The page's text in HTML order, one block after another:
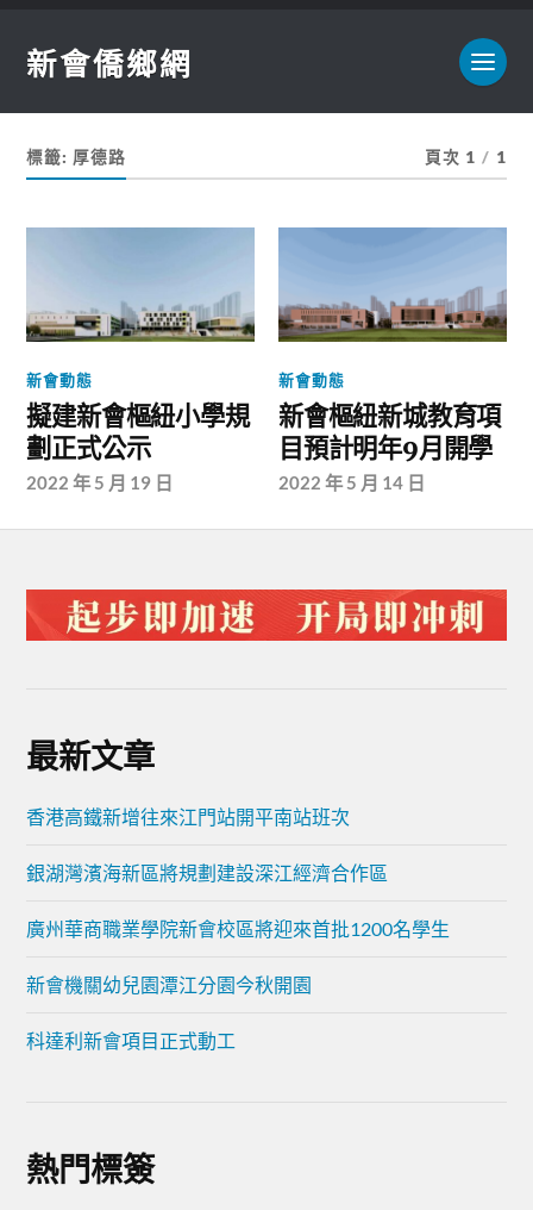
新會僑鄉網
標籤: 厚德路 頁次 1 / 1
新會動態
擬建新會樞紐小學規
劃正式公示
2022 年 5 月 19 日
新會動態
新會樞紐新城教育項
目預計明年9月開學
2022 年 5 月 14 日
最新文章
香港高鐵新增往來江門站開平南站班次
銀湖灣濱海新區將規劃建設深江經濟合作區
廣州華商職業學院新會校區將迎來首批1200名學生
新會機關幼兒園潭江分園今秋開園
科達利新會項目正式動工
熱門標簽